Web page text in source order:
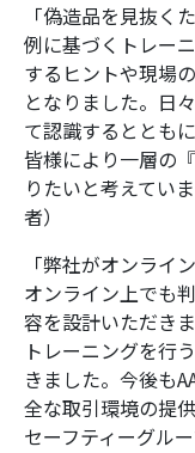
「偽造品を見抜く
例に基づくトレー
するヒントや現場
となりました。日
て認識するととも
皆様により一層の
りたいと考えてい
者）
「弊社がオンライ
オンライン上でも
容を設計いただき
トレーニングを行
きました。今後も
全な取引環境の提
セーフティーグルー